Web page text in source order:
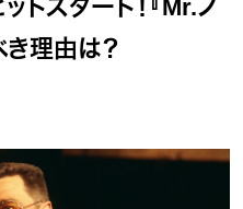
スタート！『Mr.ノ
き理由は？